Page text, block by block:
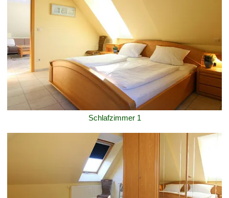
Schlafzimmer 1